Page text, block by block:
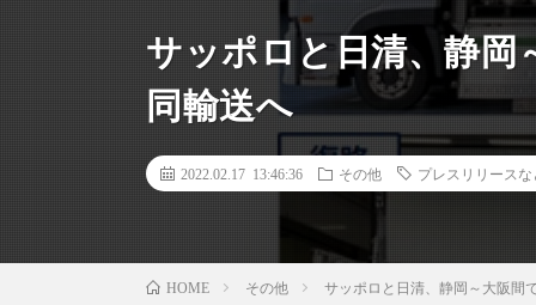
サッポロと日清、静岡
同輸送へ
2022.02.17 13:46:36 その他 プレスリリースな
HOME その他 サッポロと日清、静岡～大阪間